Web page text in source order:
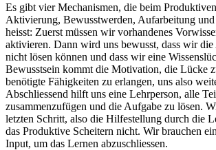
Es gibt vier Mechanismen, die beim
Aktivierung, Bewusstwerden, Aufarbeitung
heisst: Zuerst müssen wir vorhandenes
aktivieren. Dann wird uns bewusst, dass wir
nicht lösen können und dass wir eine
Bewusstsein kommt die Motivation, die Lücke
benötigte Fähigkeiten zu erlangen, uns also
Abschliessend hilft uns eine Lehrperson, alle
zusammenzufügen und die Aufgabe zu lösen.
letzten Schritt, also die Hilfestellung durch die
das Produktive Scheitern nicht. Wir brauchen
Input, um das Lernen abzuschliessen.